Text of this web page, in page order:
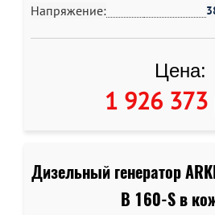
Напряжение:
Цена:
1 926 373
Дизельный генератор
B 160-S в